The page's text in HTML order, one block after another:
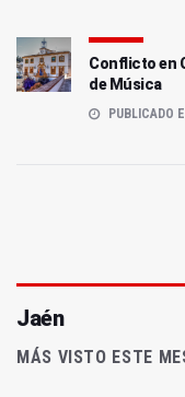
Conflicto en
de Música
PUBLICADO
Jaén
MÁS VISTO ESTE